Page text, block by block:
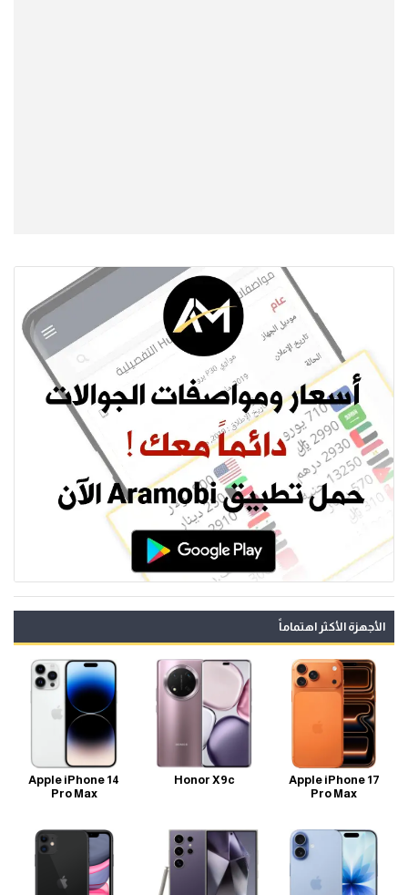
الأجهزة الأكثر اهتماماً
Apple iPhone 17
Pro Max
Honor X9c
Apple iPhone 14
Pro Max